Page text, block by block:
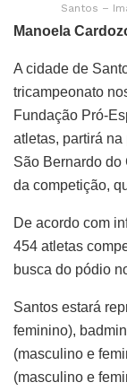
Santos –
Manoela
A cidade de
tricampeonato
Fundação Pró-
atletas, partirá
São Bernardo do
da competição,
De acordo com
454 atletas
busca do pódio
Santos estará
feminino),
(masculino e
(masculino e